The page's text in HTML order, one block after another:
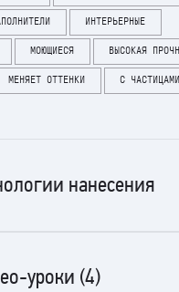
ИНТЕРЬЕРНЫЕ
МОЮЩИЕСЯ ВЫСОКАЯ
МЕНЯЕТ ОТТЕНКИ С ЧАСТИЦАМИ
нанесения
цвет DECOR PRIMER (рис.
уроки (4)